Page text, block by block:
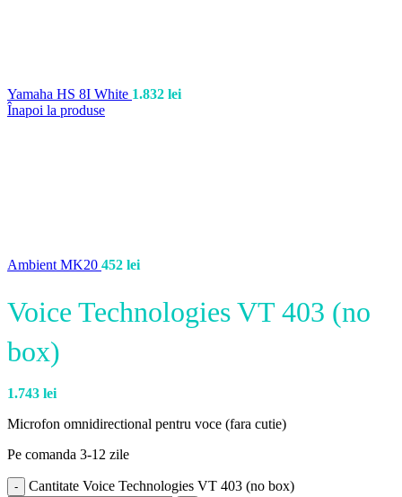
Yamaha HS 8I White 1.832 lei
Înapoi la produse
Ambient MK20 452 lei
Voice Technologies VT 403 (no
box)
1.743 lei
Microfon omnidirectional pentru voce (fara cutie)
Pe comanda 3-12 zile
Cantitate Voice Technologies VT 403 (no box)